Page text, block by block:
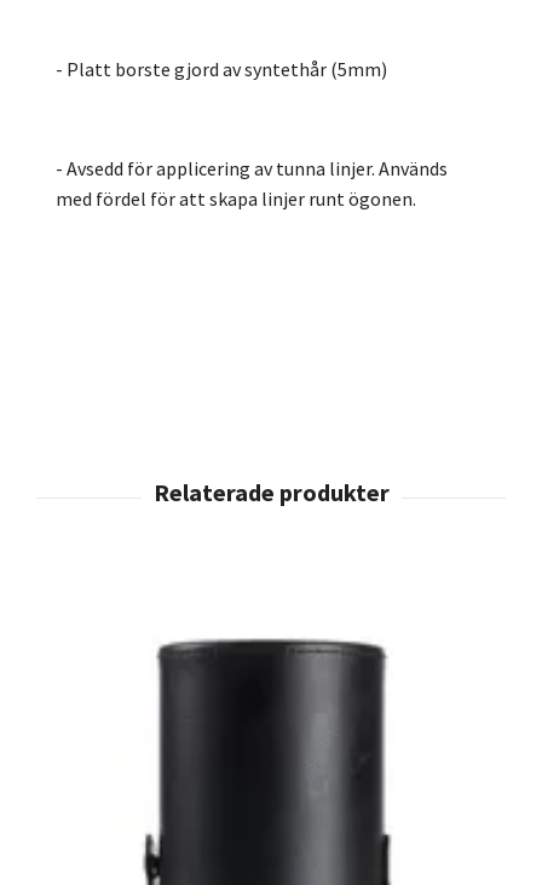
- Platt borste gjord av syntethår (5mm)
- Avsedd för applicering av tunna linjer. Används
med fördel för att skapa linjer runt ögonen.